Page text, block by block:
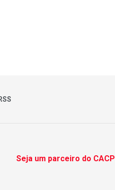
RSS
Seja um parceiro do CACP